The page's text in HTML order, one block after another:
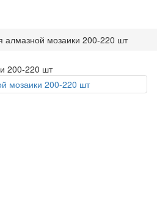
алмазной мозаики 200-220 шт
200-220 шт